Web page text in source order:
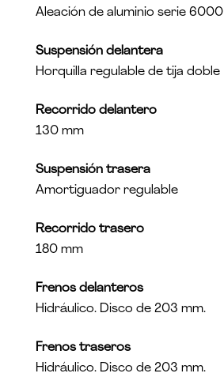
Aleación de aluminio serie 6000
Suspensión delantera
Horquilla regulable de tija doble
Recorrido delantero
130 mm
Suspensión trasera
Amortiguador regulable
Recorrido trasero
180 mm
Frenos delanteros
Hidráulico. Disco de 203 mm.
Frenos traseros
Hidráulico. Disco de 203 mm.